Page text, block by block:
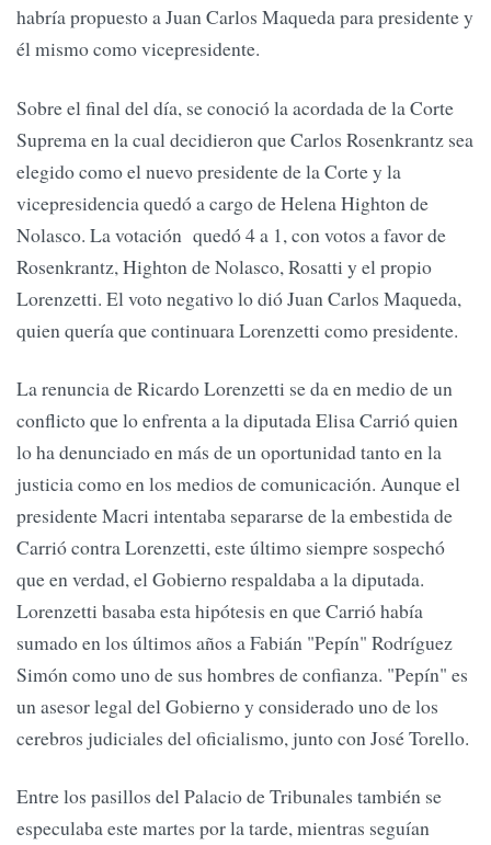
habría propuesto a Juan Carlos Maqueda para presidente y
él mismo como vicepresidente.
Sobre el final del día, se conoció la acordada de la Corte
Suprema en la cual decidieron que Carlos Rosenkrantz sea
elegido como el nuevo presidente de la Corte y la
vicepresidencia quedó a cargo de Helena Highton de
Nolasco. La votación quedó 4 a 1, con votos a favor de
Rosenkrantz, Highton de Nolasco, Rosatti y el propio
Lorenzetti. El voto negativo lo dió Juan Carlos Maqueda,
quien quería que continuara Lorenzetti como presidente.
La renuncia de Ricardo Lorenzetti se da en medio de un
conflicto que lo enfrenta a la diputada Elisa Carrió quien
lo ha denunciado en más de un oportunidad tanto en la
justicia como en los medios de comunicación. Aunque el
presidente Macri intentaba separarse de la embestida de
Carrió contra Lorenzetti, este último siempre sospechó
que en verdad, el Gobierno respaldaba a la diputada.
Lorenzetti basaba esta hipótesis en que Carrió había
sumado en los últimos años a Fabián "Pepín" Rodríguez
Simón como uno de sus hombres de confianza. "Pepín" es
un asesor legal del Gobierno y considerado uno de los
cerebros judiciales del oficialismo, junto con José Torello.
Entre los pasillos del Palacio de Tribunales también se
especulaba este martes por la tarde, mientras seguían